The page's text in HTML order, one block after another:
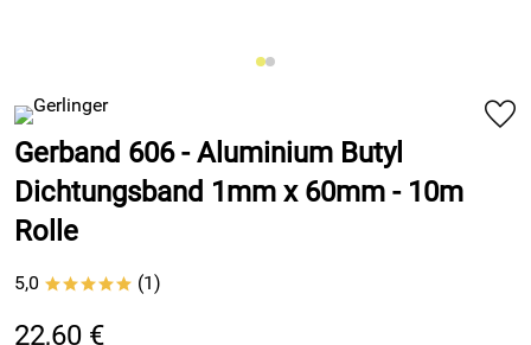
Gerband 606 - Aluminium Butyl
Dichtungsband 1mm x 60mm - 10m
Rolle
5,0 ***** (1)
22,60 €